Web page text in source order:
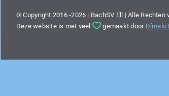
© Copyright 2016 -2026 | BachSV Ell | Alle Rechten
Deze website is met veel
gemaakt door Dímelo